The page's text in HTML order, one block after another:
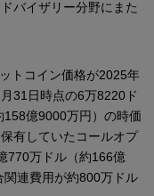
バイザリー分野にまた
トコイン価格が2025年
31日時点の6万8220ド
億9000万円）の時価
有していたコールオプ
770万ドル（約166億
連費用が約800万ドル